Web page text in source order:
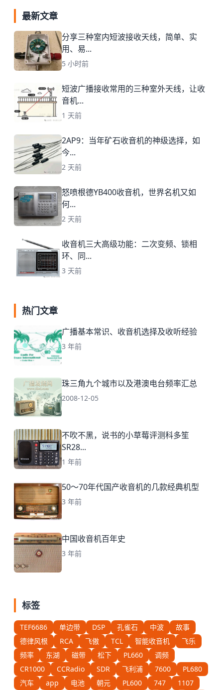
最新文章
分享三种室内短波接收天线，简单、实
用、易...
5 小时前
短波广播接收常用的三种室外天线，让收
音机...
1 天前
2AP9：当年矿石收音机的神级选择，如
今...
2 天前
怒喷根德YB400收音机，世界名机又如
何...
2 天前
收音机三大高级功能：二次变频、锁相
环、同...
3 天前
热门文章
广播基本常识、收音机选择及收听经验
3 年前
珠三角九个城市以及港澳电台频率汇总
2008-12-05
不吹不黑，说书的小草莓评测科多笙
SR28...
1 年前
50～70年代国产收音机的几款经典机型
3 年前
中国收音机百年史
3 年前
标签
TEF6686 单边带 DSP 孔雀石 中波
故事
德律风根
RCA 飞傲 TCL 智能收音机
飞乐
频率
东湖 磁带 松下 PL660
调频
CR1000
CCRadio SDR 飞利浦 7600
PL680
汽车
app 电池 朝元 PL600 747
1107